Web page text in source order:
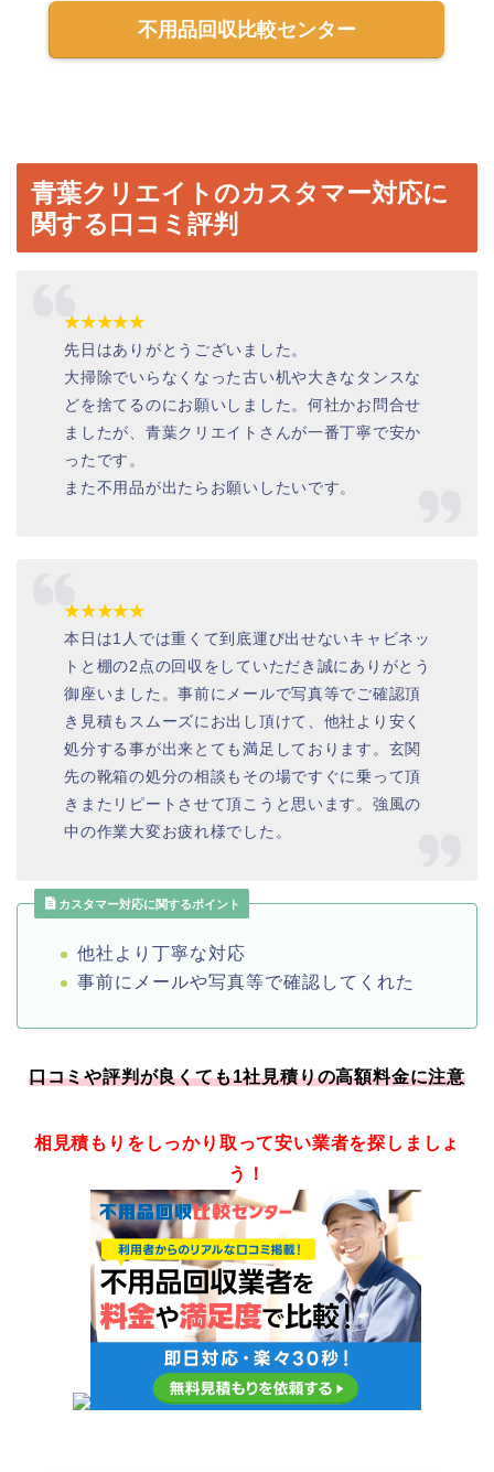
不用品回収比較センター
青葉クリエイトのカスタマー対応に
関する口コミ評判
★★★★★
先日はありがとうございました。
大掃除でいらなくなった古い机や大きなタンスな
どを捨てるのにお願いしました。何社かお問合せ
ましたが、青葉クリエイトさんが一番丁寧で安か
ったです。
また不用品が出たらお願いしたいです。
★★★★★
本日は1人では重くて到底運び出せないキャビネッ
トと棚の2点の回収をしていただき誠にありがとう
御座いました。事前にメールで写真等でご確認頂
き見積もスムーズにお出し頂けて、他社より安く
処分する事が出来とても満足しております。玄関
先の靴箱の処分の相談もその場ですぐに乗って頂
きまたリピートさせて頂こうと思います。強風の
中の作業大変お疲れ様でした。
カスタマー対応に関するポイント
他社より丁寧な対応
事前にメールや写真等で確認してくれた
口コミや評判が良くても1社見積りの高額料金に注意
相見積もりをしっかり取って安い業者を探しましょ
う！